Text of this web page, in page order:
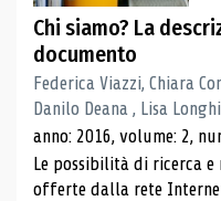
Chi siamo? La
documento
Federica Viazzi, Chiara
Danilo Deana , Lisa
anno: 2016, volume: 2,
Le possibilità di ricerca
offerte dalla rete